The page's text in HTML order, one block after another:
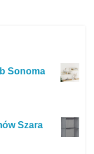
Sonoma
Szara